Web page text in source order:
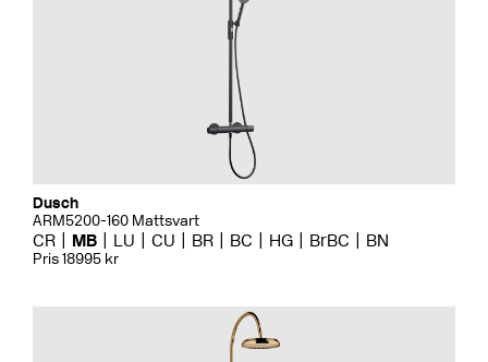
Dusch
ARM5200-160 Mattsvart
CR MB LU CU BR BC HG BrBC BN
Pris 18995 kr